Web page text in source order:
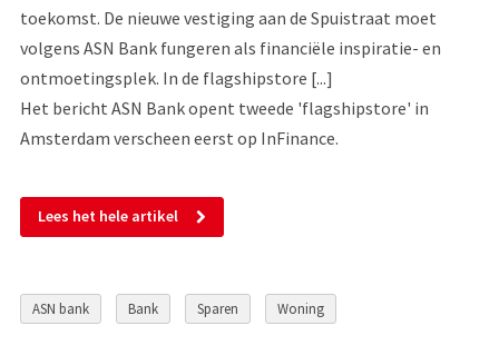
toekomst. De nieuwe vestiging aan de Spuistraat moet
volgens ASN Bank fungeren als financiële inspiratie- en
ontmoetingsplek. In de flagshipstore [...]
Het bericht ASN Bank opent tweede 'flagshipstore' in
Amsterdam verscheen eerst op InFinance.
Lees het hele artikel
ASN bank Bank Sparen Woning